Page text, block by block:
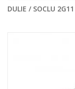
DULIE / SOCLU